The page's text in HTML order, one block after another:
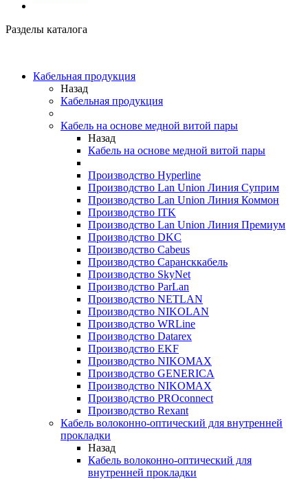
Разделы каталога
Кабельная продукция
Назад
Кабельная продукция
Кабель на основе медной витой пары
Назад
Кабель на основе медной витой пары
Производство Hyperline
Производство Lan Union Линия Суприм
Производство Lan Union Линия Коммон
Производство ITK
Производство Lan Union Линия Премиум
Производство DKC
Производство Cabeus
Производство Сарансккабель
Производство SkyNet
Производство ParLan
Производство NETLAN
Производство NIKOLAN
Производство WRLine
Производство Datarex
Производство EKF
Производство NIKOMAX
Производство GENERICA
Производство NIKOMAX
Производство PROconnect
Производство Rexant
Кабель волоконно-оптический для внутренней
прокладки
Назад
Кабель волоконно-оптический для
внутренней прокладки